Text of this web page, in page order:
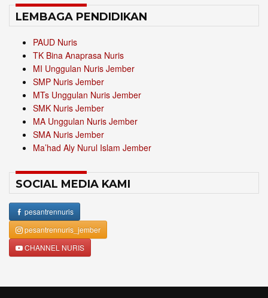
LEMBAGA PENDIDIKAN
PAUD Nuris
TK Bina Anaprasa Nuris
MI Unggulan Nuris Jember
SMP Nuris Jember
MTs Unggulan Nuris Jember
SMK Nuris Jember
MA Unggulan Nuris Jember
SMA Nuris Jember
Ma’had Aly Nurul Islam Jember
SOCIAL MEDIA KAMI
pesantrennuris
pesantrennuris_jember
CHANNEL NURIS